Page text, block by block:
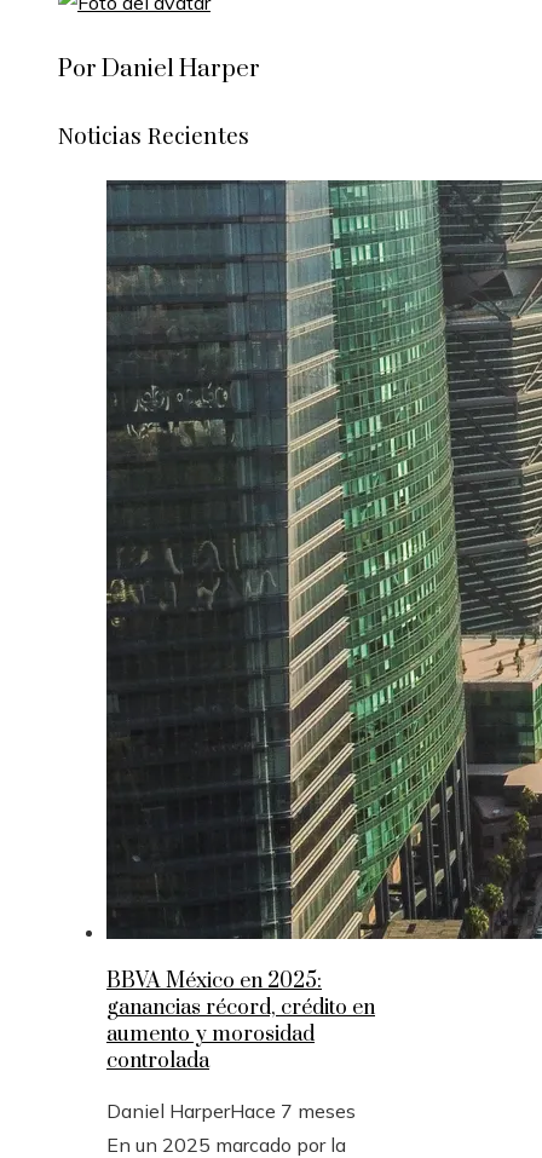
Por Daniel Harper
Noticias Recientes
BBVA México en 2025:
ganancias récord, crédito en
aumento y morosidad
controlada
Daniel HarperHace 7 meses
En un 2025 marcado por la